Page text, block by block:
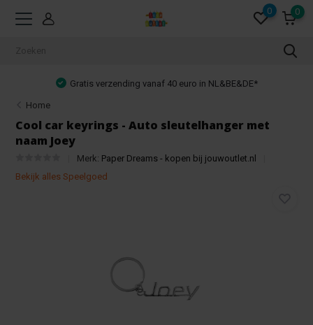
0 0
Gratis verzending vanaf 40 euro in NL&BE&DE*
Home
Cool car keyrings - Auto sleutelhanger met
naam Joey
Merk: Paper Dreams - kopen bij jouwoutlet.nl
Bekijk alles Speelgoed